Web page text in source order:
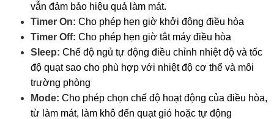
vẫn đảm bảo hiệu quả làm mát.
Timer On: Cho phép hẹn giờ khởi động điều hòa
Timer Off: Cho phép hẹn giờ tắt máy điều hòa
Sleep: Chế độ ngủ tự động điều chỉnh nhiệt độ và tốc
độ quạt sao cho phù hợp với nhiệt độ cơ thể và môi
trường phòng
Mode: Cho phép chọn chế độ hoạt động của điều hòa,
từ làm mát, làm khô đến quạt gió hoặc tự động